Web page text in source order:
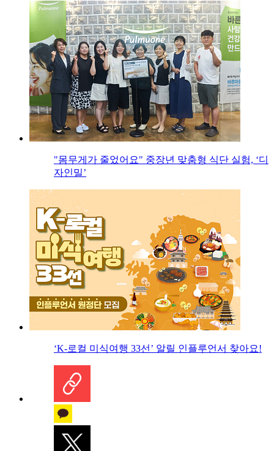
"몸무게가 줄었어요" 중장년 맞춤형 식단 실험, ‘디
자인밀’
‘K-로컬 미식여행 33선’ 알릴 인플루언서 찾아요!